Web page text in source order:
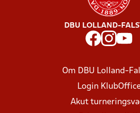
DBU LOLLAND-
Om DBU Lolland-
Login
Akut